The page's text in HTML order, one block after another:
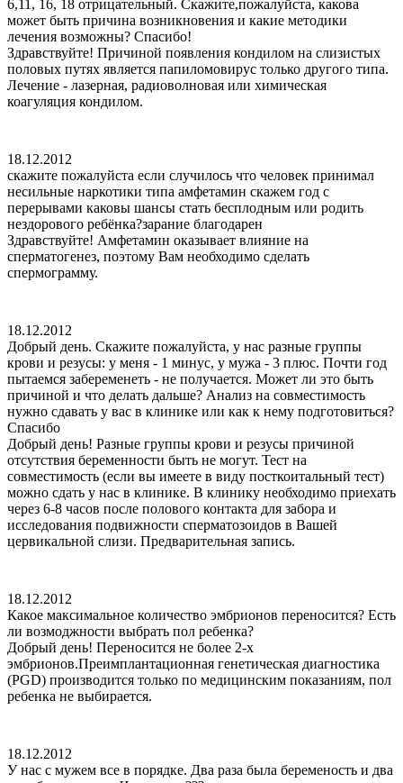
6,11, 16, 18 отрицательный. Скажите,пожалуйста, какова
может быть причина возникновения и какие методики
лечения возможны? Спасибо!
Здравствуйте! Причиной появления кондилом на слизистых
половых путях является папиломовирус только другого типа.
Лечение - лазерная, радиоволновая или химическая
коагуляция кондилом.
18.12.2012
скажите пожалуйста если случилось что человек принимал
несильные наркотики типа амфетамин скажем год с
перерывами каковы шансы стать бесплодным или родить
нездорового ребёнка?зарание благодарен
Здравствуйте! Амфетамин оказывает влияние на
сперматогенез, поэтому Вам необходимо сделать
спермограмму.
18.12.2012
Добрый день. Скажите пожалуйста, у нас разные группы
крови и резусы: у меня - 1 минус, у мужа - 3 плюс. Почти год
пытаемся забеременеть - не получается. Может ли это быть
причиной и что делать дальше? Анализ на совместимость
нужно сдавать у вас в клинике или как к нему подготовиться?
Спасибо
Добрый день! Разные группы крови и резусы причиной
отсутствия беременности быть не могут. Тест на
совместимость (если вы имеете в виду посткоитальный тест)
можно сдать у нас в клинике. В клинику необходимо приехать
через 6-8 часов после полового контакта для забора и
исследования подвижности сперматозоидов в Вашей
цервикальной слизи. Предварительная запись.
18.12.2012
Какое максимальное количество эмбрионов переносится? Есть
ли возмоджности выбрать пол ребенка?
Добрый день! Переносится не более 2-х
эмбрионов.Преимплантационная генетическая диагностика
(PGD) производится только по медицинским показаниям, пол
ребенка не выбирается.
18.12.2012
У нас с мужем все в порядке. Два раза была беременость и два